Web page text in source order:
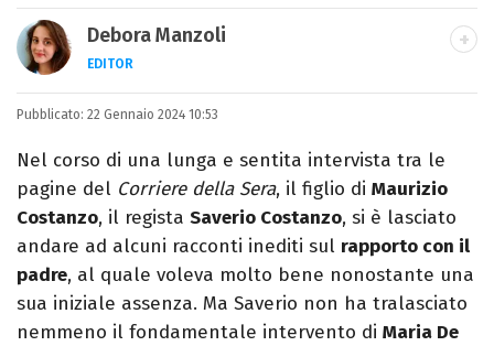
Debora Manzoli
EDITOR
LINKEDIN
INSTAGRAM FACEBOOK SITO
Scrittrice, copywriter, editor e pubblicista
mantovana, laureata in Lettere, Cinema e
Tv. Ha due libri all’attivo e ama la scrittura
alla follia.
Pubblicato: 22 Gennaio 2024 10:53
Nel corso di una lunga e sentita intervista tra le
pagine del Corriere della Sera, il figlio di Maurizio
Costanzo, il regista Saverio Costanzo, si è lasciato
andare ad alcuni racconti inediti sul rapporto con il
padre, al quale voleva molto bene nonostante una
sua iniziale assenza. Ma Saverio non ha tralasciato
nemmeno il fondamentale intervento di Maria De